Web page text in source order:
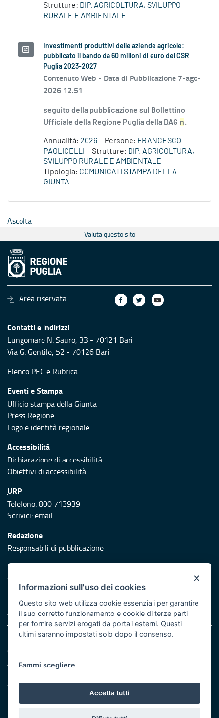
Strutture: DIP. AGRICOLTURA, SVILUPPO
RURALE E AMBIENTALE
Investimenti produttivi delle aziende agricole:
pubblicato il bando da 60 milioni di euro del CSR
Puglia 2023-2027
Contenuto Web - Data di Pubblicazione 7-ago-
2026 12.51
seguito della pubblicazione sul Bollettino
Ufficiale della Regione Puglia della DAG n.
Annualità: 2026 Persone: FRANCESCO
PAOLICELLI
Strutture: DIP. AGRICOLTURA,
SVILUPPO RURALE E AMBIENTALE
Tipologia: COMUNICATI STAMPA DELLA
GIUNTA
Ascolta
Valuta questo sito
Area riservata
Contatti e indirizzi
Lungomare N. Sauro, 33 - 70121 Bari
Via G. Gentile, 52 - 70126 Bari
Elenco PEC e Rubrica
Eventi e Stampa
Ufficio stampa della Giunta
Press Regione
Logo e identità regionale
Accessibilità
Dichiarazione di accessibilità
Obiettivi di accessibilità
URP
Telefono: 800 713939
Scrivici:email
Redazione
Responsabili di pubblicazione
Protezione civile
Vai al sito di Protezione Civile Puglia
Iniziativa finanziata con risorse del POR Puglia 2014/2020 -
Asse XI
Note legali
Cookie e privacy
Atti di notifica
Servizi Intranet
×
Informazioni sull'uso dei cookies
Questo sito web utilizza cookie essenziali per garantire
il suo corretto funzionamento e cookie di terze parti
per fornire servizi erogati da portali esterni. Questi
ultimi saranno impostati solo dopo il consenso.
Fammi scegliere
Accetta tutti